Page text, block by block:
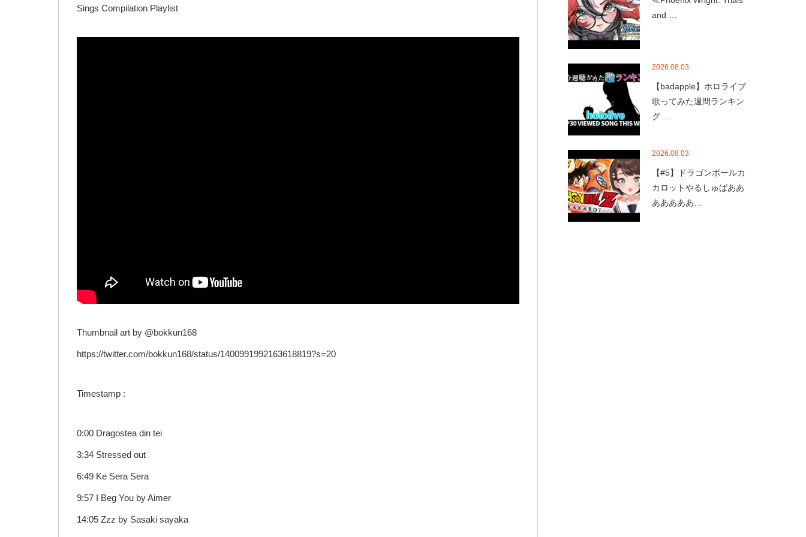
Sings Compilation Playlist
Thumbnail art by @bokkun168
https://twitter.com/bokkun168/status/1400991992163618819?s=20
Timestamp :
0:00 Dragostea din tei
3:34 Stressed out
6:49 Ke Sera Sera
9:57 I Beg You by Aimer
14:05 Zzz by Sasaki sayaka
and …
2026.08.03
【badapple】ホロライブ
歌ってみた週間ランキン
グ …
2026.08.03
【#5】ドラゴンボールカ
カロットやるしゅばああ
あああああ…